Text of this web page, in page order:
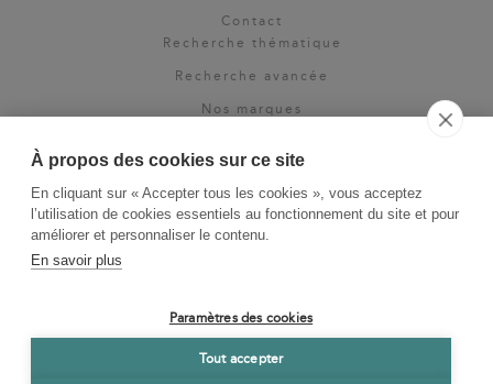
À propos des cookies sur ce site
En cliquant sur « Accepter tous les cookies », vous acceptez
l’utilisation de cookies essentiels au fonctionnement du site et pour
améliorer et personnaliser le contenu.
En savoir plus
Paramètres des cookies
Tout accepter
Contact
Recherche thématique
Recherche avancée
Nos marques
Espace pro
Newsletter
La Vie des Classiques